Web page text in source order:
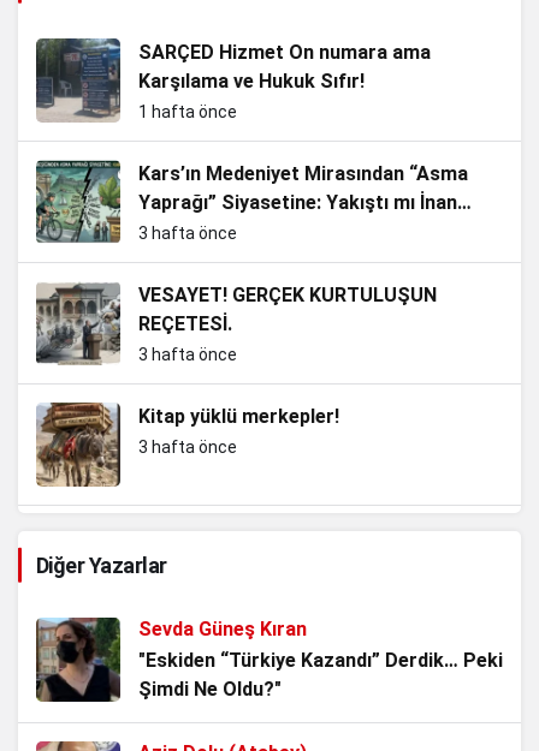
SARÇED Hizmet On numara ama
Karşılama ve Hukuk Sıfır!
1 hafta önce
Kars’ın Medeniyet Mirasından “Asma
Yaprağı” Siyasetine: Yakıştı mı İnan
Bey?
3 hafta önce
VESAYET! GERÇEK KURTULUŞUN
REÇETESİ.
3 hafta önce
Kitap yüklü merkepler!
3 hafta önce
Taşımak mı, Ruhunu Yaşatmak mı?
Noter Çilesi, Makamı alan kendisini
Hukukun Üstünde Görüyor.
1 ay önce
Diğer Yazarlar
Sevda Güneş Kıran
"Eskiden “Türkiye Kazandı” Derdik… Peki
Şimdi Ne Oldu?"